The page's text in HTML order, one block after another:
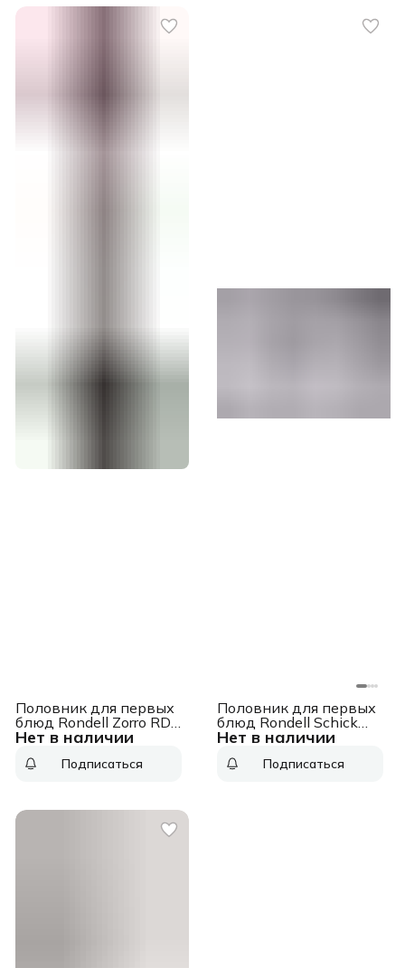
Нет в наличии
Половник для первых
блюд Rondell Zorro RD-
1462 графитовый
подложкаПодписаться
Нет в наличии
Половник для первых
блюд Rondell Schick
RD-638 черный/
упак.:картонная
Подписаться